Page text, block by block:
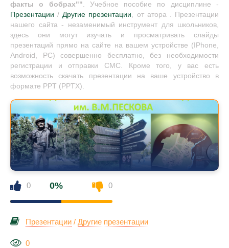
факты о бобрах"". Учебное пособие по дисциплине -
Презентации /Другие презентации, от атора . Презентации
нашего сайта - незаменимый инструмент для школьников,
здесь они могут изучать и просматривать слайды
презентаций прямо на сайте на вашем устройстве (IPhone,
Android, PC) совершенно бесплатно, без необходимости
регистрации и отправки СМС. Кроме того, у вас есть
возможность скачать презентации на ваше устройство в
формате PPT (PPTX).
0 0% 0
Презентации / Другие презентации
0